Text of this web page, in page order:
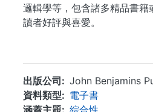
邏輯學等，包含諸多精品書籍
讀者好評與喜愛。
出版公司
John Benjamins
資料類型
電子書
涵蓋主題
綜合性